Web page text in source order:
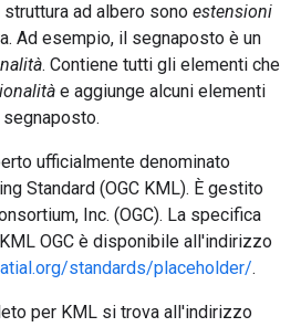
ad albero sono estensioni
Ad esempio, il segnaposto è un
. Contiene tutti gli elementi che
e aggiunge alcuni elementi
ufficialmente denominato
Standard (OGC KML). È gestito
Inc. (OGC). La specifica
OGC è disponibile all'indirizzo
standards/placeholder/.
per KML si trova all'indirizzo